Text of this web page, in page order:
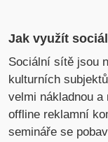
Jak využít
Sociální sítě jsou
kulturních
velmi nákladnou
offline reklamní
semináře se